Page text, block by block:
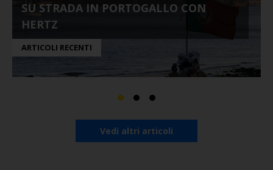
SU STRADA IN PORTOGALLO CON
HERTZ
ARTICOLI RECENTI
Vedi altri articoli